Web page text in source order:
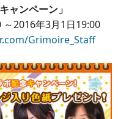
ャンペーン」
～2016年3月1日19:00
Grimoire_Staff